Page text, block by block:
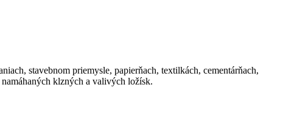
stavebnom priemysle, papierňach, textilkách, cementárňach,
klzných a valivých ložísk.